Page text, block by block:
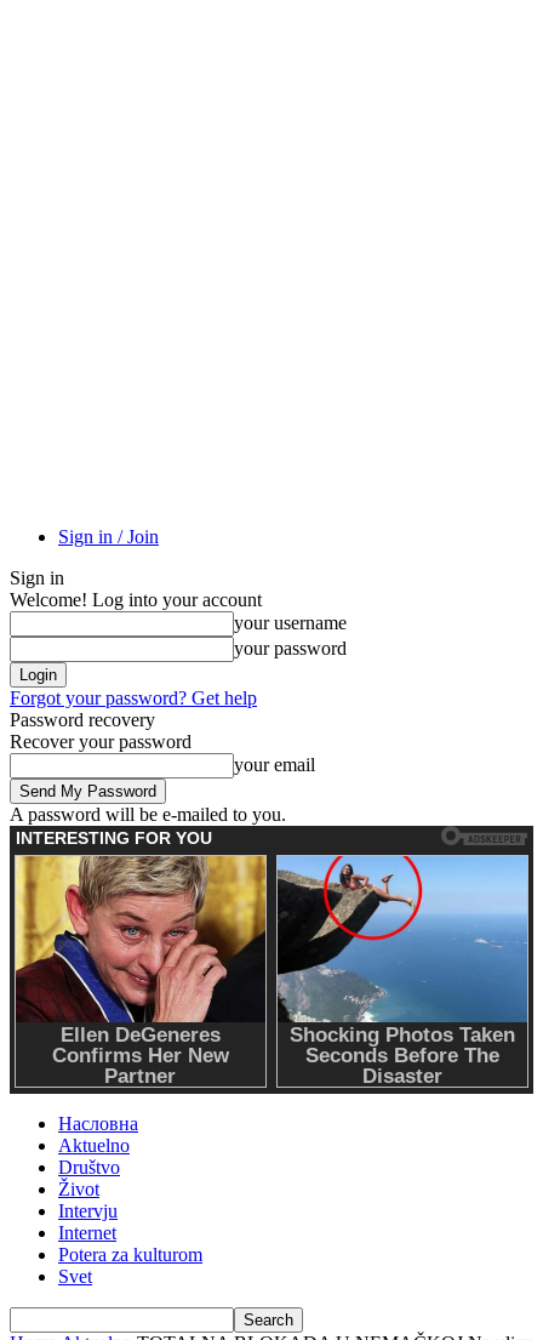
Sign in / Join
Sign in
Welcome! Log into your account
your username
your password
Forgot your password? Get help
Password recovery
Recover your password
your email
A password will be e-mailed to you.
Насловна
Aktuelno
Društvo
Život
Intervju
Internet
Potera za kulturom
Svet